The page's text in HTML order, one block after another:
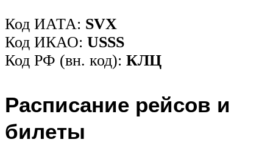
Код ИАТА: SVX
Код ИКАО: USSS
Код РФ (вн. код): КЛЦ
Расписание рейсов и
билеты